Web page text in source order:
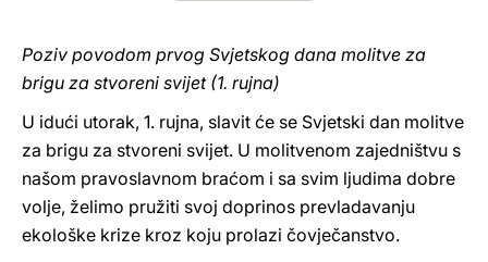
Poziv povodom prvog Svjetskog dana molitve za
brigu za stvoreni svijet (1. rujna)
U idući utorak, 1. rujna, slavit će se Svjetski dan molitve
za brigu za stvoreni svijet. U molitvenom zajedništvu s
našom pravoslavnom braćom i sa svim ljudima dobre
volje, želimo pružiti svoj doprinos prevladavanju
ekološke krize kroz koju prolazi čovječanstvo.